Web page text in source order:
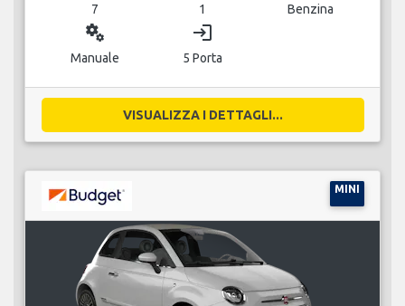
7 1 Benzina
miscellaneous_services
Manuale
login
5 Porta
VISUALIZZA I DETTAGLI...
MINI